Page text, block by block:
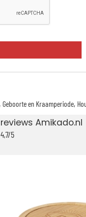
Geboorte en Kraamperiode
Amikado.nl
4,7/5